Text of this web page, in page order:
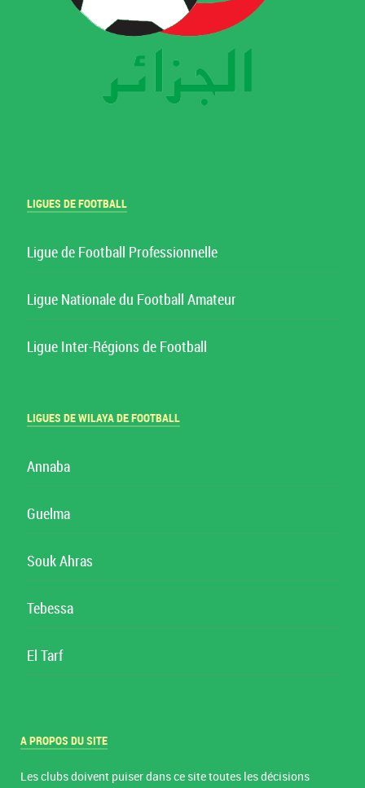
LIGUES DE FOOTBALL
Ligue de Football Professionnelle
Ligue Nationale du Football Amateur
Ligue Inter-Régions de Football
LIGUES DE WILAYA DE FOOTBALL
Annaba
Guelma
Souk Ahras
Tebessa
El Tarf
A PROPOS DU SITE
Les clubs doivent puiser dans ce site toutes les décisions